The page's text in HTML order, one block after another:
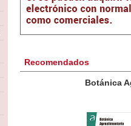
Recomendados
Botánica Agroalimentaria